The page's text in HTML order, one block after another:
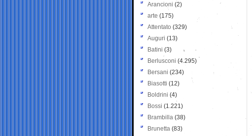
Arancioni (2)
arte (175)
Attentato (329)
Auguri (13)
Batini (3)
Berlusconi (4.295)
Bersani (234)
Biasotti (12)
Boldrini (4)
Bossi (1.221)
Brambilla (38)
Brunetta (83)